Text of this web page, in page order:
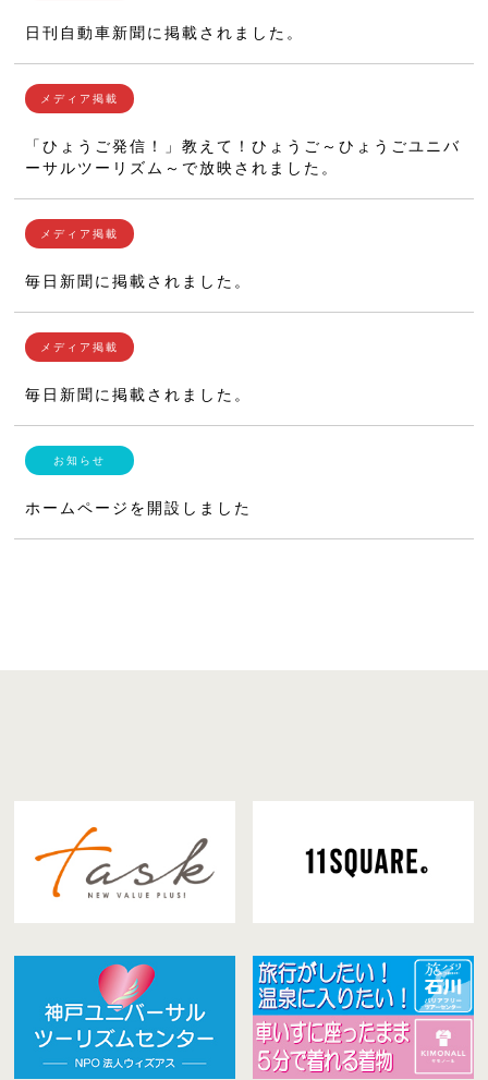
日刊自動車新聞に掲載されました。
「ひょうご発信！」教えて！ひょうご～ひょうごユニバ
ーサルツーリズム～で放映されました。
毎日新聞に掲載されました。
毎日新聞に掲載されました。
ホームページを開設しました